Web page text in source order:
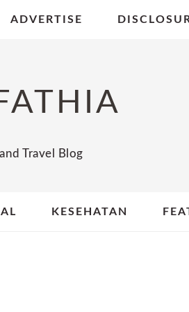
ADVERTISE
Travel Blog
KESEHATAN